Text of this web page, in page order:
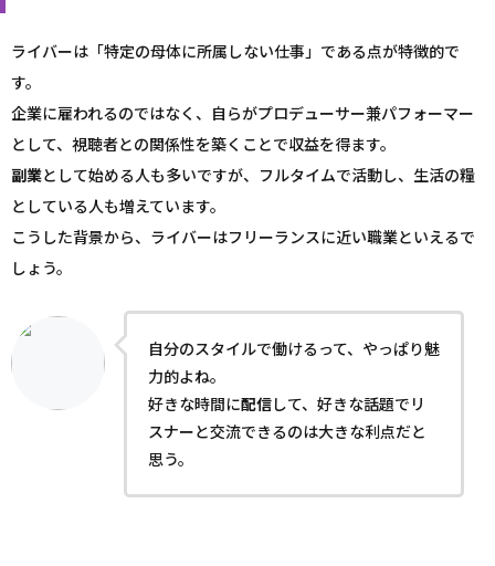
ライバーは「特定の母体に所属しない仕事」である点が特徴的で
す。
企業に雇われるのではなく、自らがプロデューサー兼パフォーマー
として、視聴者との関係性を築くことで収益を得ます。
副業として始める人も多いですが、フルタイムで活動し、生活の糧
としている人も増えています。
こうした背景から、ライバーはフリーランスに近い職業といえるで
しょう。
自分のスタイルで働けるって、やっぱり魅
力的よね。
好きな時間に配信して、好きな話題でリ
スナーと交流できるのは大きな利点だと
思う。